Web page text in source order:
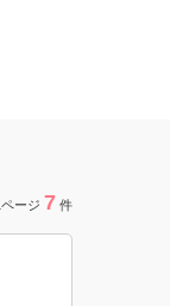
ージ 7 件